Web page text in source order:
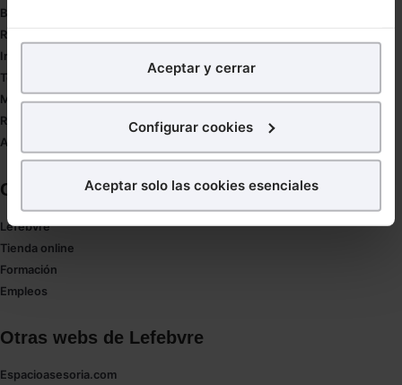
analíticospara tratar demejorar tu experienciaen
nuestra página web. También con fines publicitarios,
para poder mostrarte publicidad y contenidos de tu
¿Qué puedes hacer?
en la web sea óptima
Puedes
todas las cookies excepto aquellas imprescindibles.
También puedes
navegador. Si no seleccionas ninguna utilizaremos
Aceptar y cerrar
Configurar cookies
Aceptar solo las cookies esenciales
Buenas Prácticas Tributarias
RGPD
Innovación
Tesauro
Mapa web
Redirect sitemap
Autores de El Derecho
Corporativo
Lefebvre
Tienda online
Formación
Empleos
Otras webs de Lefebvre
Espacioasesoria.com